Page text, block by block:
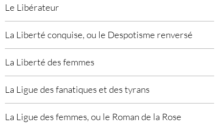
Le Libérateur
La Liberté conquise, ou le Despotisme renversé
La Liberté des femmes
La Ligue des fanatiques et des tyrans
La Ligue des femmes, ou le Roman de la Rose